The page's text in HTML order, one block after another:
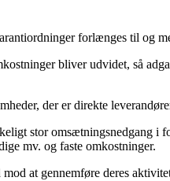
forlænges til og
bliver udvidet, så
der er direkte
stor omsætningsnedgang i
mv. og faste omkostninger.
at gennemføre deres